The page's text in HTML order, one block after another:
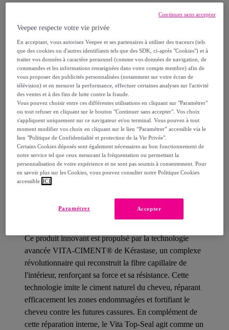
Le Ciment Thermique de Kérastase est bien plus qu'un
simple protecteur de chaleur ; c'est un lait réparateur et
resurfaçant conçu pour apporter une protection aux
cheveux abîmés. Ce soin pré-brushing cible les besoins
spécifiques des cheveux très endommagés, offrant des
bienfaits lissants immédiats et de la discipline avant
brushing. Sa formule légère fond dans les cheveux,
réparant les pointes fourchues et les mèches cassantes
tout en facilitant le coiffage et en réduisant
considérablement le temps de séchage. Cela se traduit
par une exposition moindre à la chaleur, préservant
l'intégrité du cheveu et favorisant un brushing sans
coiffures préférées avec moins de chaleur et moins de
dommages – le Ciment Thermique rend cela possible.
Ce produit innovant est propulsé par la technologie
avancée VITA-CIMENT® de Kérastase, un complexe
révolutionnaire qui reconstruit la fibre capillaire de
l'intérieur, renforçant sa force et sa résistance. Cette
technologie imite le ciment naturel du cheveu, réparant
efficacement les zones endommagées et fortifiant le
cheveu contre les futures cassures. En complément de
cette réparation interne, le Vita Top-Seal agit comme un
Veepee respecte votre vie privée
En acceptant, vous autorisez Veepee et ses partenaires à utiliser des traceurs (tels
que des cookies ou d'autres identifiants tels que des SDK, ci-après "Cookies") et à
traiter vos données à caractère personnel (comme vos données de navigation, de
commandes et les informations renseignées dans votre compte membre) afin de
vous proposer des publicités personnalisées (notamment sur votre écran de
télévision) et en mesurer la performance, effectuer certaines analyses sur l'activité
des ventes et à des fins de lutte contre la fraude.
Vous pouvez choisir entre ces différentes utilisations en cliquant sur "Paramétrer"
ou tout refuser en cliquant sur le bouton "Continuer sans accepter". Vos choix
s'appliquent uniquement sur ce navigateur et/ou terminal. Vous pouvez à tout
moment modifier vos choix en cliquant sur le lien “Paramétrer” accessible via le
lien "Politique de Confidentialité et protection de la Vie Privée".
Certains Cookies déposés sont également nécessaires au bon fonctionnement de
notre service tel que ceux mesurant la fréquentation ou permettant la
personnalisation de votre expérience et ne sont pas soumis à consentement. Pour
en savoir plus sur les Cookies, vous pouvez consulter notre Politique Cookies
accessible ICI
Accepter
Paramétrer
Continuer sans accepter